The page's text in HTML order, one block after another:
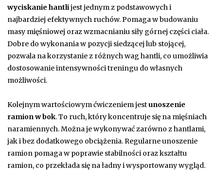
wyciskanie hantlijest jednym z podstawowych i
najbardziej efektywnych ruchów. Pomaga w budowaniu
masy mięśniowej oraz wzmacnianiu siły górnej części ciała.
Dobre do wykonania w pozycji siedzącej lub stojącej,
pozwala na korzystanie z różnych wag hantli, co umożliwia
dostosowanie intensywności treningu do własnych
możliwości.
Kolejnym wartościowym ćwiczeniem jestunoszenie
ramion w bok. To ruch, który koncentruje się na mięśniach
naramiennych. Można je wykonywać zarówno z hantlami,
jak i bez dodatkowego obciążenia. Regularne unoszenie
ramion pomaga w poprawie stabilności oraz kształtu
ramion, co przekłada się na ładny i wysportowany wygląd.